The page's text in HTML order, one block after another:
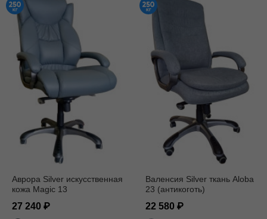
Аврора Silver искусственная
кожа Magic 13
27 240
Валенсия Silver ткань Aloba
23 (антикоготь)
22 580